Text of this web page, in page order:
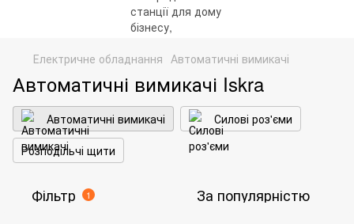
Електричне обладнання Автоматичні вимикачі
Автоматичні вимикачі Iskra
Автоматичні вимикачі
Силові роз'єми
Розподільчі щити
Фільтр 1 За популярністю